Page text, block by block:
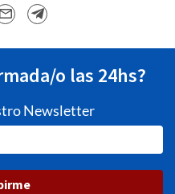
o las 24hs?
Newsletter